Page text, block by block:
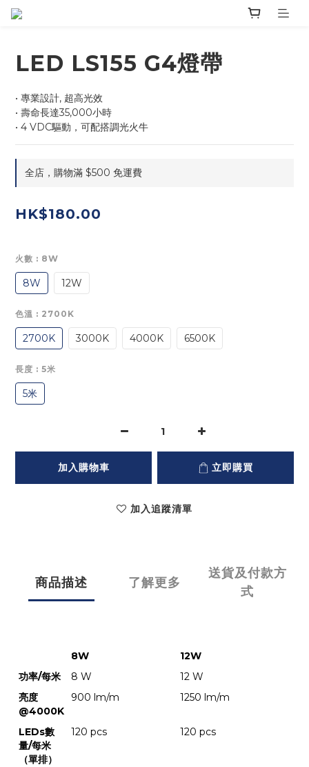
LED LS155 G4燈帶
• 專業設計, 超高光效
• 壽命長達35,000小時
• 4 VDC驅動，可配搭調光火牛
全店，購物滿 $500 免運費
HK$180.00
火數 : 8W
8W 12W
色溫 : 2700K
2700K 3000K 4000K 6500K
長度 : 5米
5米
加入購物車 立即購買
加入追蹤清單
商品描述 了解更多
送貨及付款方
式
8W
12W
功率/每米
8 W
12 W
亮度
@4000K
900 lm/m 1250 lm/m
LEDs數
量/每米
（單排）
120 pcs 120 pcs